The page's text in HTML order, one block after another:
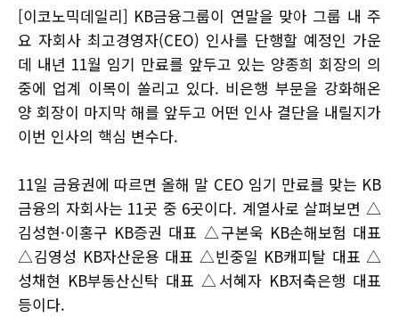
[이코노믹데일리] KB금융그룹이 연말을 맞아 그룹 내 주
요 자회사 최고경영자(CEO) 인사를 단행할 예정인 가운
데 내년 11월 임기 만료를 앞두고 있는 양종희 회장의 의
중에 업계 이목이 쏠리고 있다. 비은행 부문을 강화해온
양 회장이 마지막 해를 앞두고 어떤 인사 결단을 내릴지가
이번 인사의 핵심 변수다.
11일 금융권에 따르면 올해 말 CEO 임기 만료를 맞는 KB
금융의 자회사는 11곳 중 6곳이다. 계열사로 살펴보면 △
김성현·이홍구 KB증권 대표 △구본욱 KB손해보험 대표
△김영성 KB자산운용 대표 △빈중일 KB캐피탈 대표 △
성채현 KB부동산신탁 대표 △서혜자 KB저축은행 대표
등이다.